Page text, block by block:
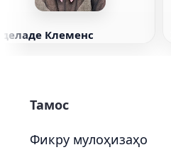
Клеменс
Тамос
Фикру мулоҳизаҳо